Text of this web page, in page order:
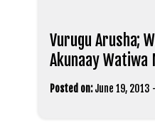
Vurugu Arusha;
Akunaay Watiwa
Posted on: June 19, 2013